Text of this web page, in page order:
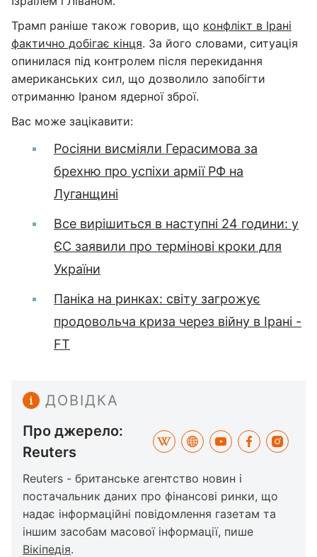
Трамп раніше також говорив, що конфлікт в Ірані
фактично добігає кінця. За його словами, ситуація
опинилася під контролем після перекидання
американських сил, що дозволило запобігти
отриманню Іраном ядерної зброї.
Вас може зацікавити:
Росіяни висміяли Герасимова за
брехню про успіхи армії РФ на
Луганщині
Все вирішиться в наступні 24 години: у
ЄС заявили про термінові кроки для
України
Паніка на ринках: світу загрожує
продовольча криза через війну в Ірані -
FT
ДОВІДКА
Про джерело:
Reuters
Reuters - британське агентство новин і
постачальник даних про фінансові ринки, що
надає інформаційні повідомлення газетам та
іншим засобам масової інформації, пише
Вікіпедія.